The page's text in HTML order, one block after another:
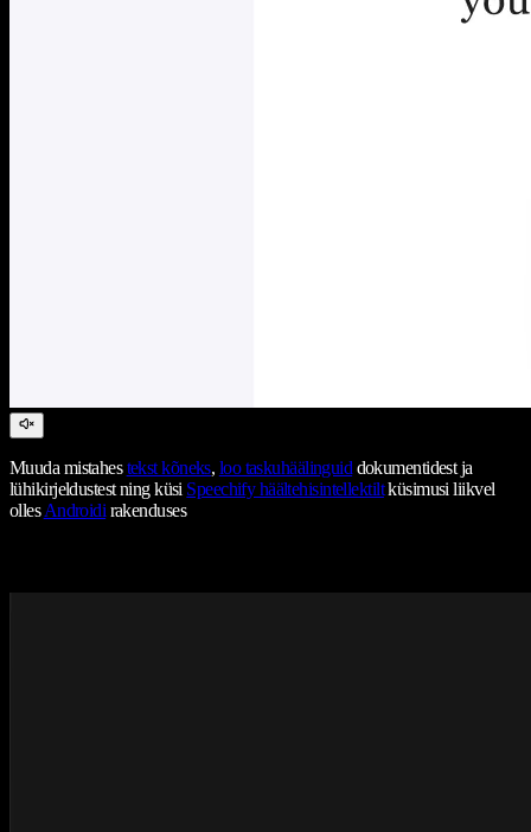
Muuda mistahestekst kõneks, loo taskuhäälinguiddokumentidest ja
lühikirjeldustest ning küsi Speechify häältehisintellektiltküsimusi liikvel
ollesAndroidirakenduses